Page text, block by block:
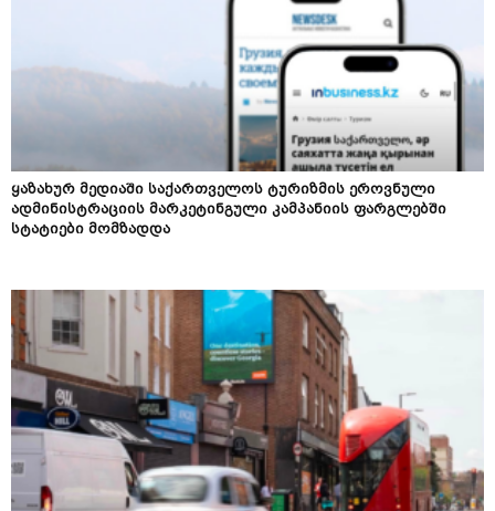
ყაზახურ მედიაში საქართველოს ტურიზმის ეროვნული
ადმინისტრაციის მარკეტინგული კამპანიის ფარგლებში
სტატიები მომზადდა